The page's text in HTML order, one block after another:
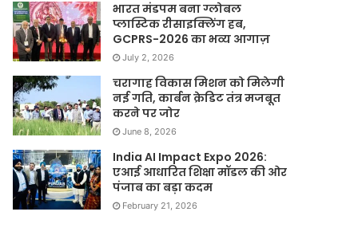
भारत मंडपम बना ग्लोबल
प्लास्टिक रीसाइक्लिंग हब,
GCPRS-2026 का भव्य आगाज़
July 2, 2026
चरागाह विकास मिशन को मिलेगी
नई गति, कार्बन क्रेडिट तंत्र मजबूत
करने पर जोर
June 8, 2026
India AI Impact Expo 2026:
एआई आधारित शिक्षा मॉडल की ओर
पंजाब का बड़ा कदम
February 21, 2026